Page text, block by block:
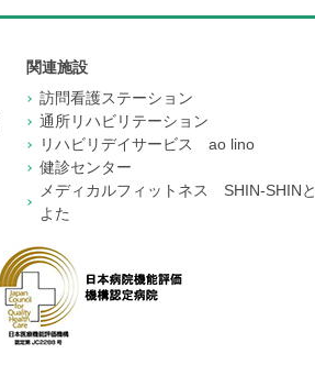
関連施設
訪問看護ステーション
通所リハビリテーション
リハビリデイサービス ao lino
健診センター
メディカルフィットネス SHIN-SHINと
よた